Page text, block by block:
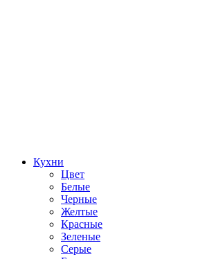
Кухни
Цвет
Белые
Черные
Желтые
Красные
Зеленые
Серые